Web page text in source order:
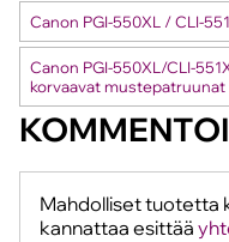
Canon PGI-550XL / CLI-
Canon PGI-550XL/CLI-
korvaavat mustepatruunat
Mahdolliset tuotetta
kannattaa esittää